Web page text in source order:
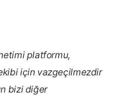
platformu,
için vazgeçilmezdir
bizi diğer